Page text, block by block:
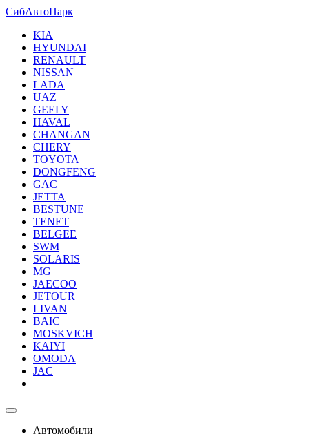
СибАвтоПарк
KIA
HYUNDAI
RENAULT
NISSAN
LADA
UAZ
GEELY
HAVAL
CHANGAN
CHERY
TOYOTA
DONGFENG
GAC
JETTA
BESTUNE
TENET
BELGEE
SWM
SOLARIS
MG
JAECOO
JETOUR
LIVAN
BAIC
MOSKVICH
KAIYI
OMODA
JAC
Автомобили